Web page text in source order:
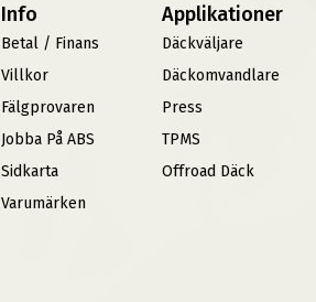
Info
Betal / Finans
Villkor
Fälgprovaren
Jobba På ABS
Sidkarta
Varumärken
Applikationer
Däckväljare
Däckomvandlare
Press
TPMS
Offroad Däck